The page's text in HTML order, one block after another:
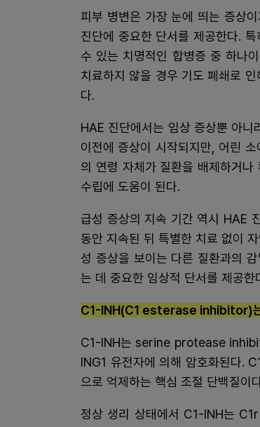
피부 병변은 가장 눈에 띄는 증상
진단에 중요한 단서를 제공한다.
수 있는 치명적인 합병증 중 하나
치료하지 않을 경우 기도 폐쇄로
다.
HAE 진단에서는 임상 증상뿐 아
이전에 증상이 시작되지만, 어린
의 연령 자체가 질환을 배제하거
수립에 도움이 된다.
급성 증상의 지속 기간 역시 HAE
동안 지속된 뒤 특별한 치료 없이
성 증상을 보이는 다른 질환과의
는 데 중요한 임상적 단서를 제공한
C1-INH(C1 esterase inhibitor)는
C1-INH는 serine protease
ING1 유전자에 의해 암호화된다.
으로 억제하는 핵심 조절 단백질이
정상 생리 상태에서 C1-INH는